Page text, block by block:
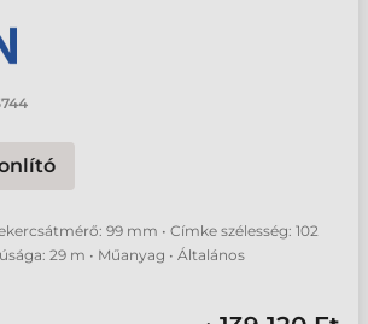
99 mm • Címke szélesség: 102
29 m • Műanyag • Általános